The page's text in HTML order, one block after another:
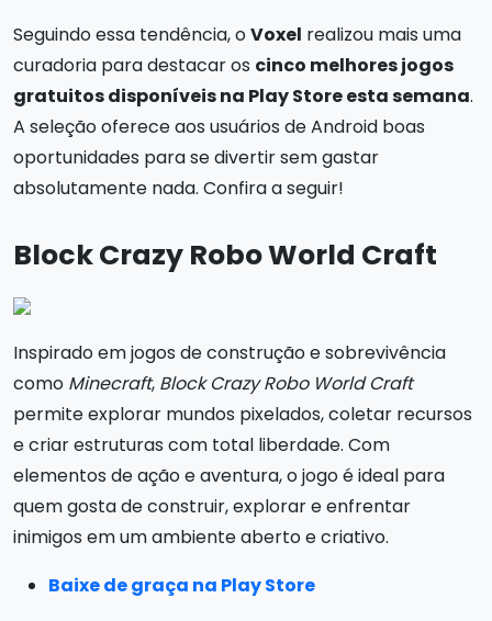
Seguindo essa tendência, oVoxel realizou mais uma
curadoria para destacar os cinco melhores jogos
gratuitos disponíveis na Play Store esta semana.
A seleção oferece aos usuários de Android boas
oportunidades para se divertir sem gastar
absolutamente nada. Confira a seguir!
Block Crazy Robo World Craft
Inspirado em jogos de construção e sobrevivência
como Minecraft, Block Crazy Robo World Craft
permite explorar mundos pixelados, coletar recursos
e criar estruturas com total liberdade. Com
elementos de ação e aventura, o jogo é ideal para
quem gosta de construir, explorar e enfrentar
inimigos em um ambiente aberto e criativo.
Baixe de graça na Play Store